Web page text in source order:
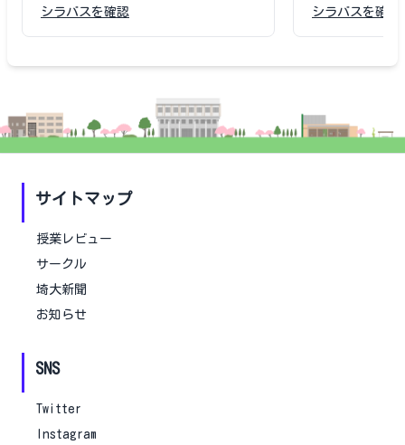
シラバスを確認
シラバスを確認
サイトマップ
授業レビュー
サークル
埼大新聞
お知らせ
SNS
Twitter
Instagram